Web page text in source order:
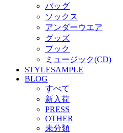
バッグ
ソックス
アンダーウエア
グッズ
ブック
ミュージック(CD)
STYLESAMPLE
BLOG
すべて
新入荷
PRESS
OTHER
未分類